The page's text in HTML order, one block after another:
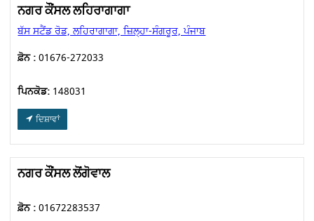
ਨਗਰ ਕੌਂਸਲ ਲਹਿਰਾਗਾਗਾ
ਬੱਸ ਸਟੈਂਡ ਰੋਡ, ਲਹਿਰਾਗਾਗਾ, ਜ਼ਿਲ੍ਹਾ-ਸੰਗਰੂਰ, ਪੰਜਾਬ
ਫ਼ੋਨ :01676-272033
ਪਿਨਕੋਡ: 148031
ਦਿਸ਼ਾਵਾਂ
ਨਗਰ ਕੌਂਸਲ ਲੋਂਗੋਵਾਲ
ਫ਼ੋਨ :01672283537